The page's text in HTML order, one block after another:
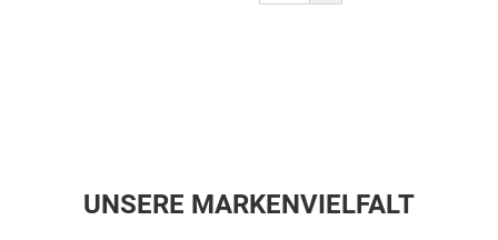
UNSERE MARKENVIELFALT